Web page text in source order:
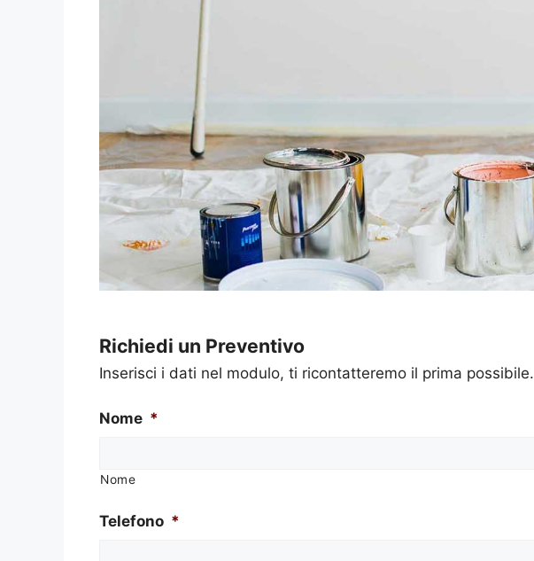
Richiedi un Preventivo
Inserisci i dati nel modulo, ti ricontatteremo il prima possibile.
Nome *
Nome
Telefono *